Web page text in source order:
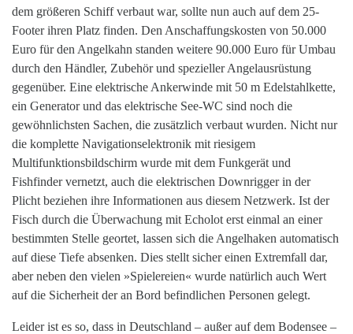
dem größeren Schiff verbaut war, sollte nun auch auf dem 25-
Footer ihren Platz finden. Den Anschaffungskosten von 50.000
Euro für den Angelkahn standen weitere 90.000 Euro für Umbau
durch den Händler, Zubehör und spezieller Angelausrüstung
gegenüber. Eine elektrische Ankerwinde mit 50 m Edelstahlkette,
ein Generator und das elektrische See-WC sind noch die
gewöhnlichsten Sachen, die zusätzlich verbaut wurden. Nicht nur
die komplette Navigationselektronik mit riesigem
Multifunktionsbildschirm wurde mit dem Funkgerät und
Fishfinder vernetzt, auch die elektrischen Downrigger in der
Plicht beziehen ihre Informationen aus diesem Netzwerk. Ist der
Fisch durch die Überwachung mit Echolot erst einmal an einer
bestimmten Stelle geortet, lassen sich die Angelhaken automatisch
auf diese Tiefe absenken. Dies stellt sicher einen Extremfall dar,
aber neben den vielen »Spielereien« wurde natürlich auch Wert
auf die Sicherheit der an Bord befindlichen Personen gelegt.
Leider ist es so, dass in Deutschland – außer auf dem Bodensee –